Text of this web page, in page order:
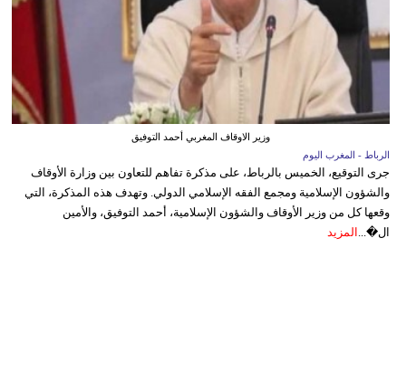
وزير الاوقاف المغربي أحمد التوفيق
الرباط - المغرب اليوم
جرى التوقيع، الخميس بالرباط، على مذكرة تفاهم للتعاون بين وزارة الأوقاف
والشؤون الإسلامية ومجمع الفقه الإسلامي الدولي. وتهدف هذه المذكرة، التي
وقعها كل من وزير الأوقاف والشؤون الإسلامية، أحمد التوفيق، والأمين
ال�... المزيد